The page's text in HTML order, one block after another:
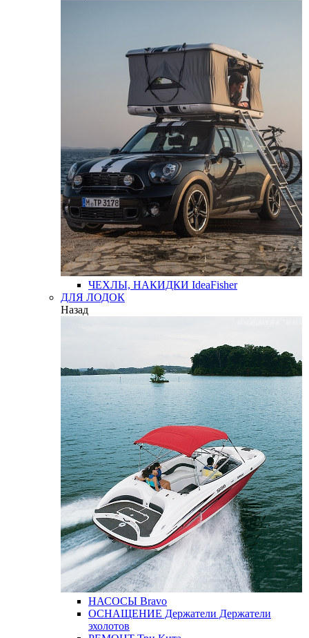
ЧЕХЛЫ, НАКИДКИ IdeaFisher
ДЛЯ ЛОДОК
Назад
НАСОСЫ Bravo
ОСНАЩЕНИЕ Держатели Держатели
эхолотов